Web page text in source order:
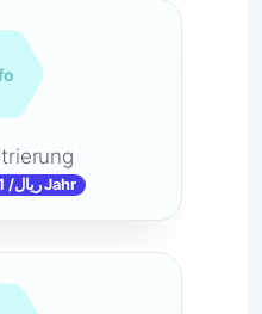
7,880,000 ریال/ 1 Jahr